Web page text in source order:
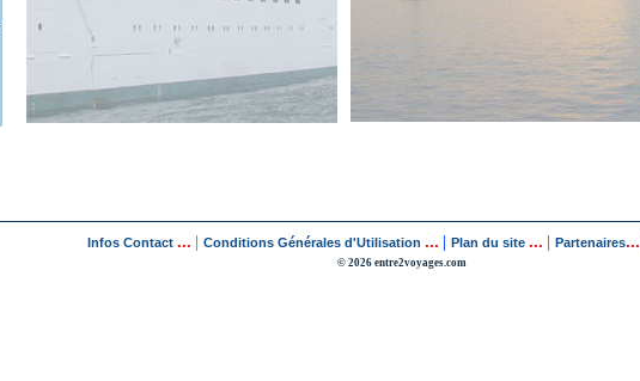
Infos Contact ... Conditions Générales d'Utilisation ... Plan du site ... Partenaires...
© 2026 entre2voyages.com